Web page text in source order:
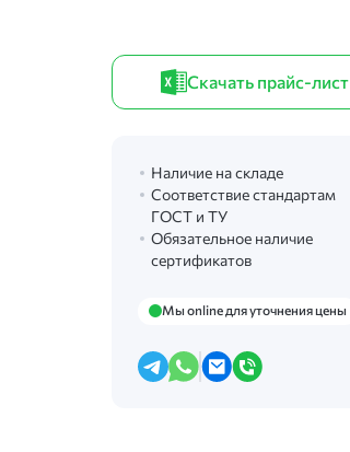
Скачать прайс-лист
Наличие на складе
Соответствие стандартам
ГОСТ и ТУ
Обязательное наличие
сертификатов
Мы online для уточнения цены